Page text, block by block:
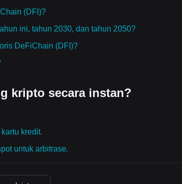
(DFI)?
ini, tahun 2030, dan tahun 2050?
DeFiChain (DFI)?
kripto secara instan?
kredit.
untuk arbitrase.